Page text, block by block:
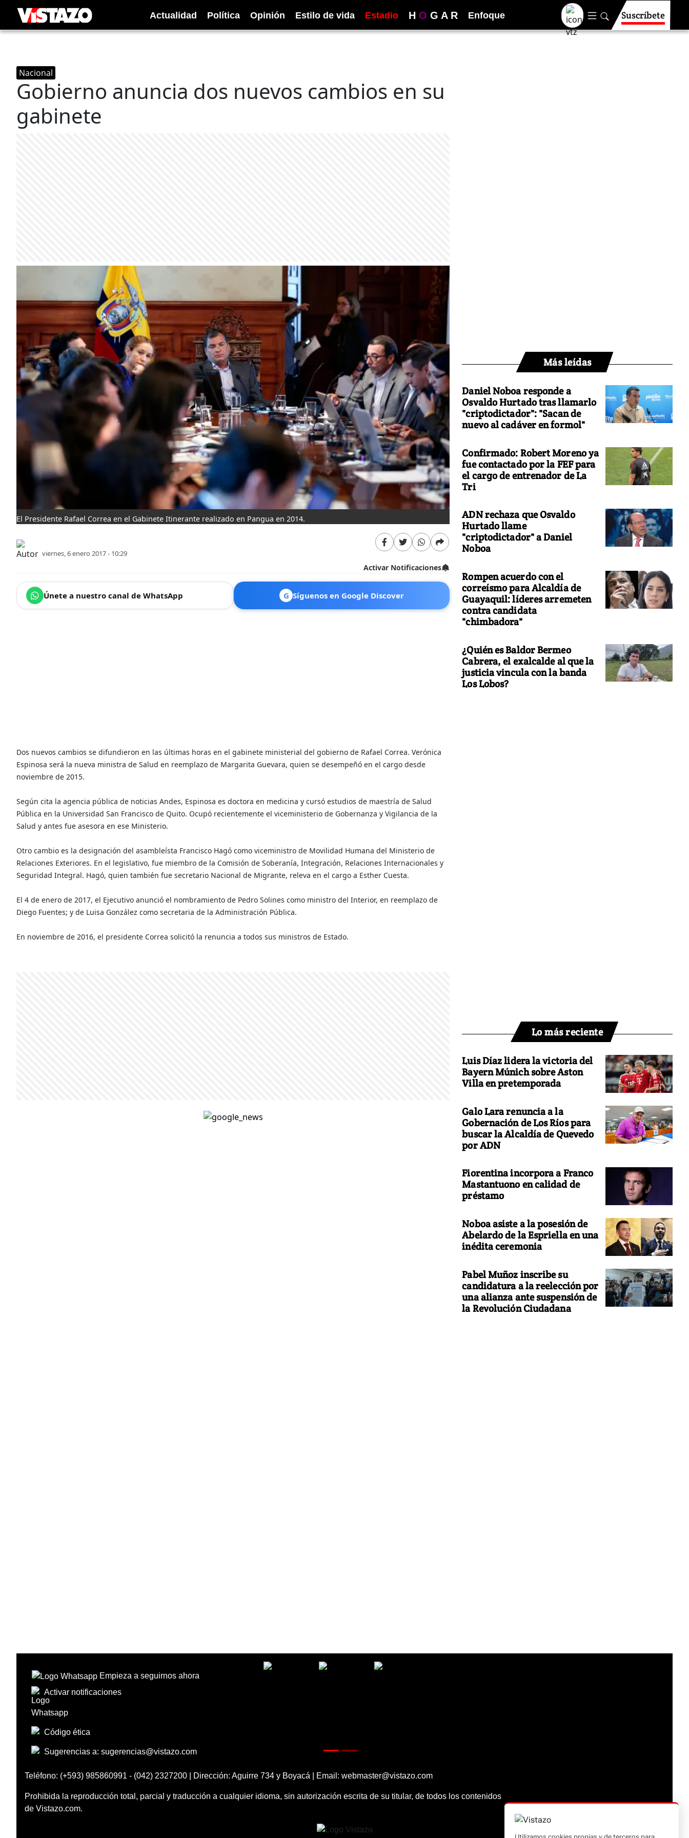
Actualidad Política Opinión Estilo de vida Estadio H O G A R Enfoque Suscríbete
Nacional
Gobierno anuncia dos nuevos cambios en su
gabinete
El Presidente Rafael Correa en el Gabinete Itinerante realizado en Pangua en 2014.
viernes, 6 enero 2017 - 10:29
Activar Notificaciones
Únete a nuestro canal de WhatsApp G Síguenos en Google Discover
Dos nuevos cambios se difundieron en las últimas horas en el gabinete ministerial del gobierno de Rafael Correa. Verónica
Espinosa será la nueva ministra de Salud en reemplazo de Margarita Guevara, quien se desempeñó en el cargo desde
noviembre de 2015.
Según cita la agencia pública de noticias Andes, Espinosa es doctora en medicina y cursó estudios de maestría de Salud
Pública en la Universidad San Francisco de Quito. Ocupó recientemente el viceministerio de Gobernanza y Vigilancia de la
Salud y antes fue asesora en ese Ministerio.
Otro cambio es la designación del asambleísta Francisco Hagó como viceministro de Movilidad Humana del Ministerio de
Relaciones Exteriores. En el legislativo, fue miembro de la Comisión de Soberanía, Integración, Relaciones Internacionales y
Seguridad Integral. Hagó, quien también fue secretario Nacional de Migrante, releva en el cargo a Esther Cuesta.
El 4 de enero de 2017, el Ejecutivo anunció el nombramiento de Pedro Solines como ministro del Interior, en reemplazo de
Diego Fuentes; y de Luisa González como secretaria de la Administración Pública.
En noviembre de 2016, el presidente Correa solicitó la renuncia a todos sus ministros de Estado.
Más leídas
Daniel Noboa responde a
Osvaldo Hurtado tras llamarlo
"criptodictador": "Sacan de
nuevo al cadáver en formol"
Confirmado: Robert Moreno ya
fue contactado por la FEF para
el cargo de entrenador de La
Tri
ADN rechaza que Osvaldo
Hurtado llame
"criptodictador" a Daniel
Noboa
Rompen acuerdo con el
correísmo para Alcaldía de
Guayaquil: líderes arremeten
contra candidata
"chimbadora"
¿Quién es Baldor Bermeo
Cabrera, el exalcalde al que la
justicia vincula con la banda
Los Lobos?
Lo más reciente
Luis Díaz lidera la victoria del
Bayern Múnich sobre Aston
Villa en pretemporada
Galo Lara renuncia a la
Gobernación de Los Ríos para
buscar la Alcaldía de Quevedo
por ADN
Fiorentina incorpora a Franco
Mastantuono en calidad de
préstamo
Noboa asiste a la posesión de
Abelardo de la Espriella en una
inédita ceremonia
Pabel Muñoz inscribe su
candidatura a la reelección por
una alianza ante suspensión de
la Revolución Ciudadana
Empieza a seguirnos ahora
Activar notificaciones
Código ética
Sugerencias a: sugerencias@vistazo.com
Teléfono: (+593) 985860991 - (042) 2327200 | Dirección: Aguirre 734 y Boyacá | Email: webmaster@vistazo.com
Prohibida la reproducción total, parcial y traducción a cualquier idioma, sin autorización escrita de su titular, de todos los contenidos
de Vistazo.com.